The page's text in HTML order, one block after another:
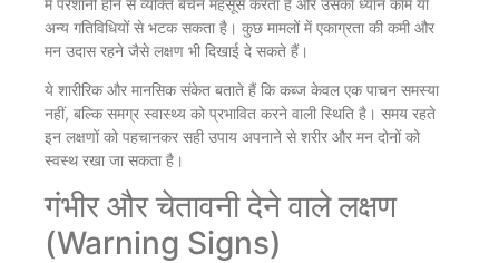
में परेशानी होने से व्यक्ति बेचैन महसूस करता है और उसका ध्यान काम या
अन्य गतिविधियों से भटक सकता है। कुछ मामलों में एकाग्रता की कमी और
मन उदास रहने जैसे लक्षण भी दिखाई दे सकते हैं।
ये शारीरिक और मानसिक संकेत बताते हैं कि कब्ज केवल एक पाचन समस्या
नहीं, बल्कि समग्र स्वास्थ्य को प्रभावित करने वाली स्थिति है। समय रहते
इन लक्षणों को पहचानकर सही उपाय अपनाने से शरीर और मन दोनों को
स्वस्थ रखा जा सकता है।
गंभीर और चेतावनी देने वाले लक्षण
(Warning Signs)